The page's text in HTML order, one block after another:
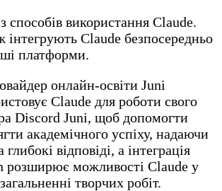
способів використання Claude.
інтегрують Claude безпосередньо
платформи.
онлайн-освіти Juni
Claude для роботи свого
Discord Juni, щоб допомогти
академічного успіху, надаючи
глибокі відповіді, а інтеграція
розширює можливості Claude у
творчих робіт.